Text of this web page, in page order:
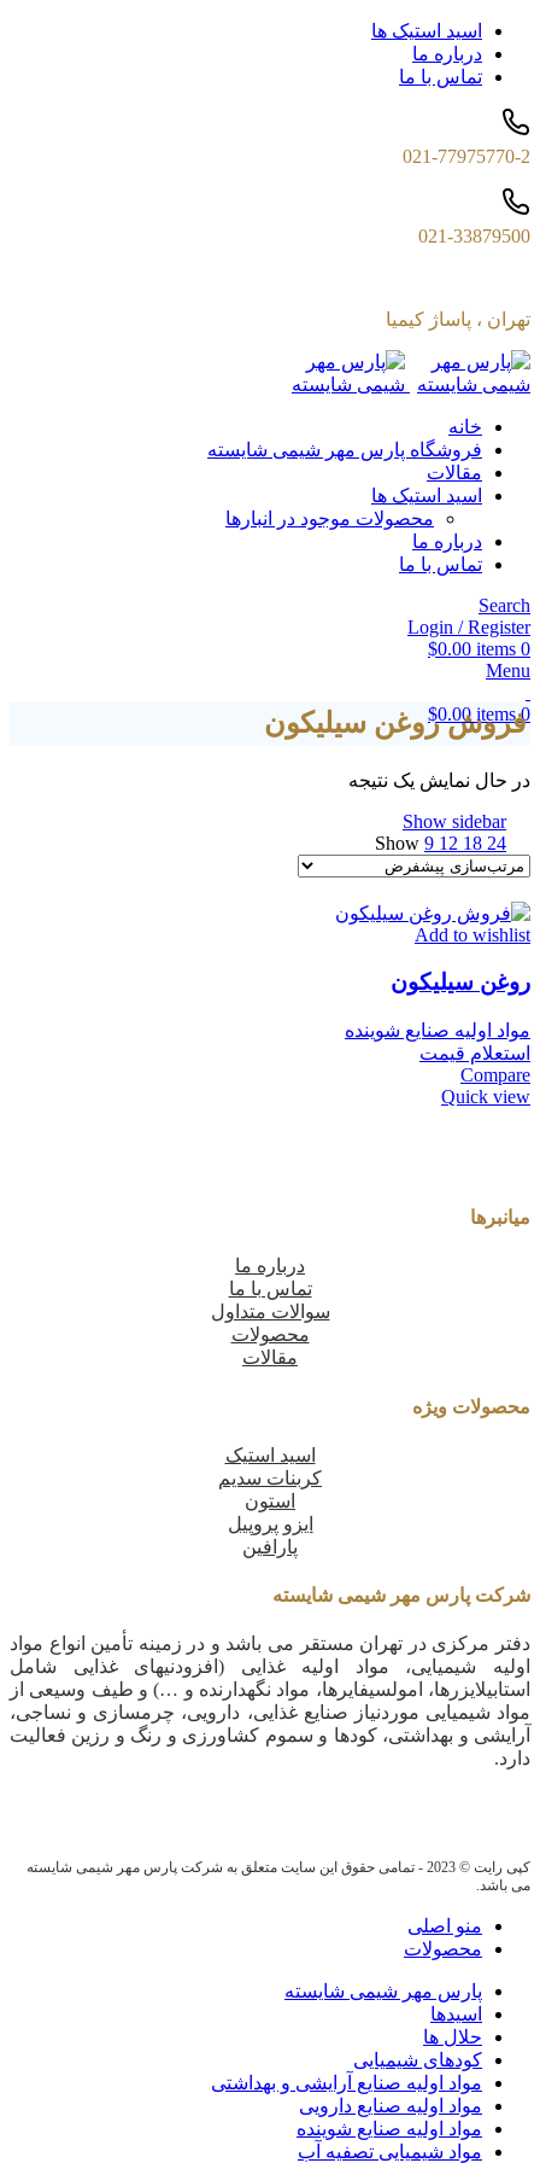
اسید استیک ها
درباره ما
تماس با ما
021-77975770-2
021-33879500
تهران ، پاساژ کیمیا
خانه
فروشگاه پارس مهر شیمی شایسته
مقالات
اسید استیک ها
محصولات موجود در انبارها
درباره ما
تماس با ما
Search
Login / Register
0
items
$0.00
Menu
0
items
$0.00
فروش روغن سیلیکون
در حال نمایش یک نتیجه
Show sidebar
Show 9 12 18 24
Add to wishlist
روغن سیلیکون
مواد اولیه صنایع شوینده
استعلام قیمت
Compare
Quick view
میانبرها
درباره ما
تماس با ما
سوالات متداول
محصولات
مقالات
محصولات ویژه
اسید استیک
کربنات سدیم
استون
ایزو پروپیل
پارافین
شرکت پارس مهر شیمی شایسته
دفتر مرکزی در تهران مستقر می باشد و در زمینه تأمین انواع مواد
اولیه شیمیایی، مواد اولیه غذایی (افزودنیهای غذایی شامل
استابیلایزرها، امولسیفایرها، مواد نگهدارنده و …) و طیف وسیعی از
مواد شیمیایی موردنیاز صنایع غذایی، دارویی، چرمسازی و نساجی،
آرایشی و بهداشتی، کودها و سموم کشاورزی و رنگ و رزین فعالیت
دارد.
کپی رایت © 2023 - تمامی حقوق این سایت متعلق به شرکت پارس مهر شیمی شایسته
می باشد.
منو اصلی
محصولات
پارس مهر شیمی شایسته
اسیدها
حلال ها
کودهای شیمیایی
مواد اولیه صنایع آرایشی و بهداشتی
مواد اولیه صنایع دارویی
مواد اولیه صنایع شوینده
مواد شیمیایی تصفیه آب